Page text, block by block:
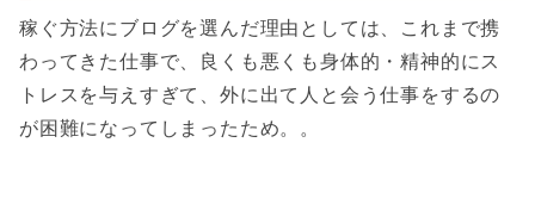
稼ぐ方法にブログを選んだ理由としては、これまで携
わってきた仕事で、良くも悪くも身体的・精神的にス
トレスを与えすぎて、外に出て人と会う仕事をするの
が困難になってしまったため。。